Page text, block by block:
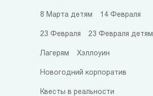
8 Марта детям 14 Февраля
23 Февраля 23 Февраля детям
Лагерям Хэллоуин
Новогодний корпоратив
Квесты в реальности